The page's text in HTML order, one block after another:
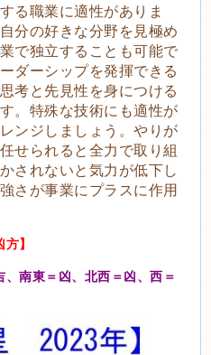
る職業に適性がありま
分の好きな分野を見極め
で独立することも可能で
ダーシップを発揮できる
考と先見性を身につける
。特殊な技術にも適性が
ンジしましょう。やりが
せられると全力で取り組
されないと気力が低下し
さが事業にプラスに作用
】
南東＝凶、北西＝凶、西＝